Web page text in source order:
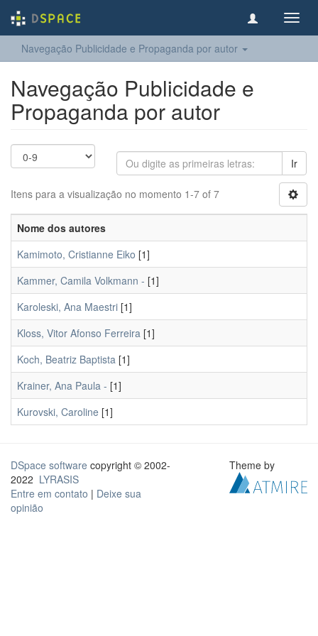
Navegação Publicidade e Propaganda por autor
Navegação Publicidade e
Propaganda por autor
Ir
Itens para a visualização no momento 1-7 of 7
Nome dos autores
Kamimoto, Cristianne Eiko [1]
Kammer, Camila Volkmann - [1]
Karoleski, Ana Maestri [1]
Kloss, Vitor Afonso Ferreira [1]
Koch, Beatriz Baptista [1]
Krainer, Ana Paula - [1]
Kurovski, Caroline [1]
DSpace software copyright © 2002-
2022 LYRASIS
Entre em contato | Deixe sua
opinião
Theme by